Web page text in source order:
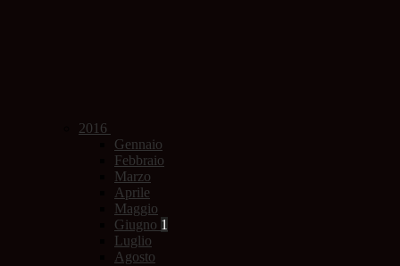
2016
Gennaio
Febbraio
Marzo
Aprile
Maggio
Giugno 1
Luglio
Agosto